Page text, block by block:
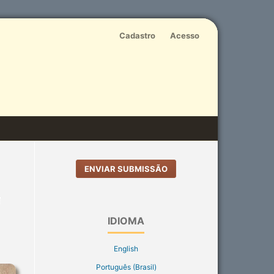
Cadastro Acesso
ENVIAR SUBMISSÃO
IDIOMA
English
Português (Brasil)